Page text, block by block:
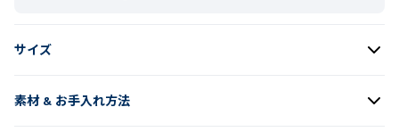
サイズ
素材 & お手入れ方法